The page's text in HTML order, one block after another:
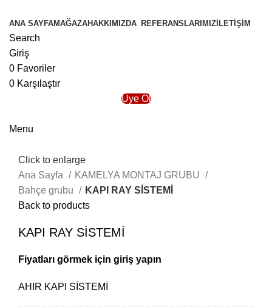
ANA SAYFAMAĞAZAHAKKIMIZDA REFERANSLARIMIZ İLETIŞIM
Search
Giriş
0 Favoriler
0 Karşılaştır
Üye Ol
Menu
Click to enlarge
Ana Sayfa
KAMELYA MONTAJ GRUBU
Bahçe grubu
KAPI RAY SİSTEMİ
Back to products
KAPI RAY SİSTEMİ
Fiyatları görmek için giriş yapın
AHIR KAPI SİSTEMİ